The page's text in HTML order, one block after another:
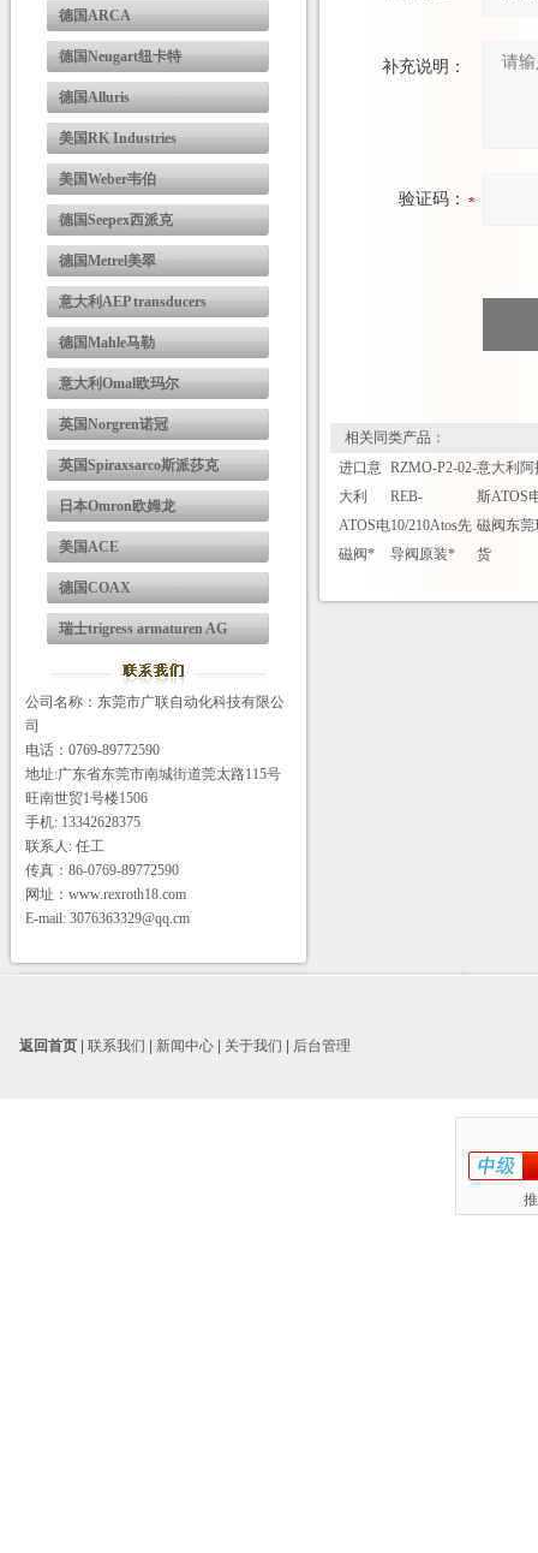
德国ARCA
德国Neugart纽卡特
德国Alluris
美国RK Industries
美国Weber韦伯
德国Seepex西派克
德国Metrel美翠
意大利AEP transducers
德国Mahle马勒
意大利Omal欧玛尔
英国Norgren诺冠
英国Spiraxsarco斯派莎克
日本Omron欧姆龙
美国ACE
德国COAX
瑞士trigress armaturen AG
公司名称：东莞市广联自动化科技有限公
司
电话：0769-89772590
地址:广东省东莞市南城街道莞太路115号
旺南世贸1号楼1506
手机: 13342628375
联系人: 任工
传真：86-0769-89772590
网址：www.rexroth18.com
E-mail: 3076363329@qq.cm
补充说明：
验证码：
相关同类产品：
进口意
大利
ATOS电
磁阀*
RZMO-P2-02-
REB-
10/210Atos先
导阀原装*
意大利阿
斯ATOS
磁阀东莞
货
返回首页 联系我们 新闻中心 关于我们 后台管理